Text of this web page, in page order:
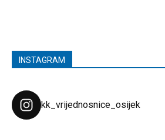
INSTAGRAM
kk_vrijednosnice_osijek